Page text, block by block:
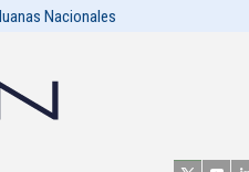
Nacionales